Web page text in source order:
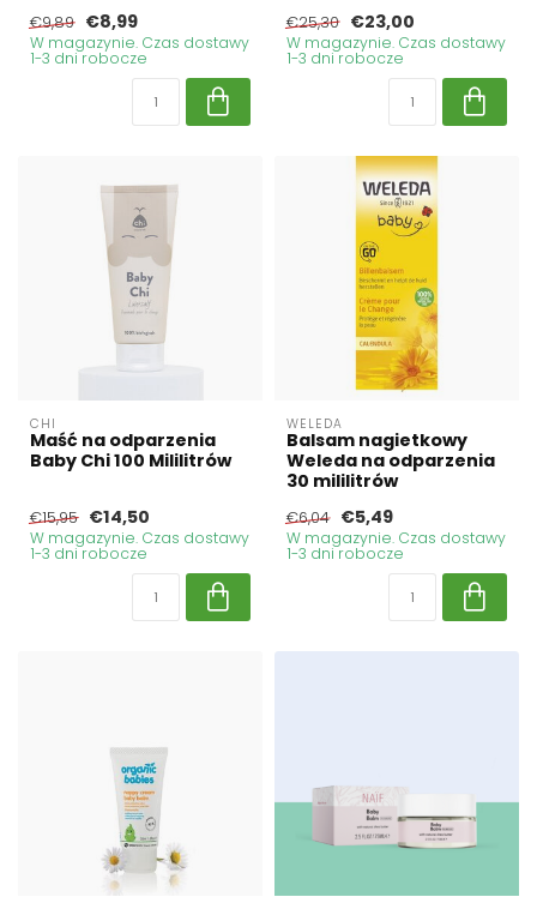
€9,89 €8,99
W magazynie. Czas dostawy
1-3 dni robocze
€25,30 €23,00
W magazynie. Czas dostawy
1-3 dni robocze
CHI
Maść na odparzenia
Baby Chi 100 Mililitrów
€15,95 €14,50
W magazynie. Czas dostawy
1-3 dni robocze
WELEDA
Balsam nagietkowy
Weleda na odparzenia
30 mililitrów
€6,04 €5,49
W magazynie. Czas dostawy
1-3 dni robocze